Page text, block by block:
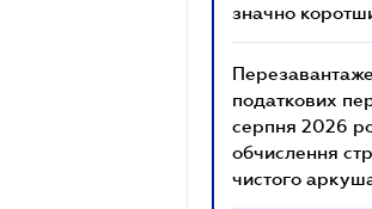
значно
податкових
серпня 2026
обчислення
чистого